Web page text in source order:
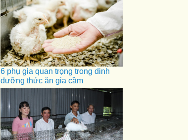
6 phụ gia quan trọng trong dinh
dưỡng thức ăn gia cầm